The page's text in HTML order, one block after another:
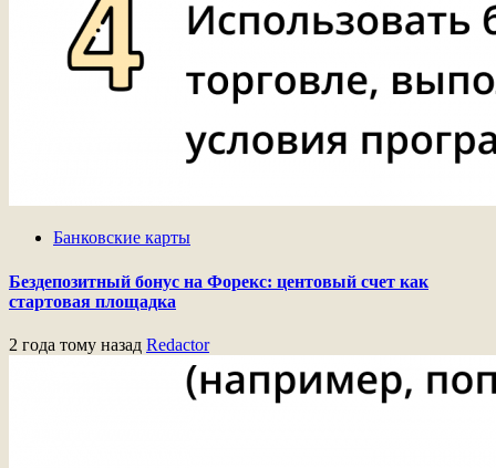
Банковские карты
Бездепозитный бонус на Форекс: центовый счет как
стартовая площадка
2 года тому назад Redactor